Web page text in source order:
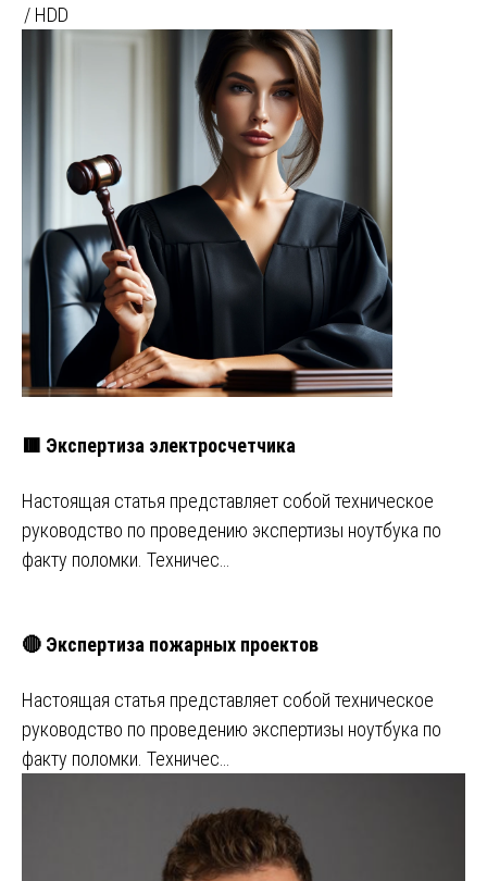
/ HDD
🟥 Экспертиза электросчетчика
Настоящая статья представляет собой техническое
руководство по проведению экспертизы ноутбука по
факту поломки. Техничес…
🔴 Экспертиза пожарных проектов
Настоящая статья представляет собой техническое
руководство по проведению экспертизы ноутбука по
факту поломки. Техничес…